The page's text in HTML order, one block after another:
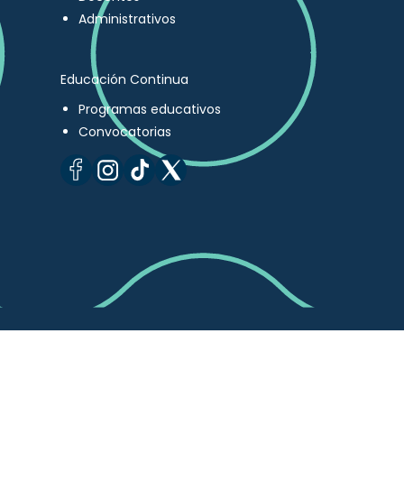
Administrativos
Educación Continua
Programas educativos
Convocatorias